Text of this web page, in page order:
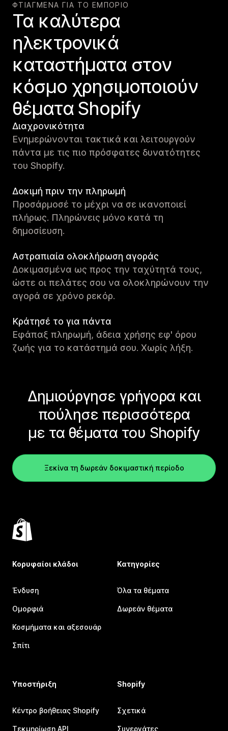
ΦΤΙΑΓΜΈΝΑ ΓΙΑ ΤΟ ΕΜΠΌΡΙΟ
Τα καλύτερα
ηλεκτρονικά
καταστήματα στον
κόσμο χρησιμοποιούν
θέματα Shopify
Διαχρονικότητα
Ενημερώνονται τακτικά και λειτουργούν
πάντα με τις πιο πρόσφατες δυνατότητες
του Shopify.
Δοκιμή πριν την πληρωμή
Προσάρμοσέ το μέχρι να σε ικανοποιεί
πλήρως. Πληρώνεις μόνο κατά τη
δημοσίευση.
Αστραπιαία ολοκλήρωση αγοράς
Δοκιμασμένα ως προς την ταχύτητά τους,
ώστε οι πελάτες σου να ολοκληρώνουν την
αγορά σε χρόνο ρεκόρ.
Κράτησέ το για πάντα
Εφάπαξ πληρωμή, άδεια χρήσης εφ' όρου
ζωής για το κατάστημά σου. Χωρίς λήξη.
Δημιούργησε γρήγορα και
πούλησε περισσότερα
με τα θέματα του Shopify
Ξεκίνα τη δωρεάν δοκιμαστική περίοδο
Κορυφαίοι κλάδοι
Ένδυση
Ομορφιά
Κοσμήματα και αξεσουάρ
Σπίτι
Κατηγορίες
Όλα τα θέματα
Δωρεάν θέματα
Υποστήριξη
Κέντρο βοήθειας Shopify
Τεκμηρίωση API
Shopify
Σχετικά
Συνεργάτες